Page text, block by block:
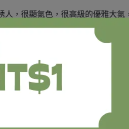
，很顯氣色，很高級的優雅大氣
側的五金細節很美，側身超好
看細圖喔）。
手放手機很順，是個很實用的包款